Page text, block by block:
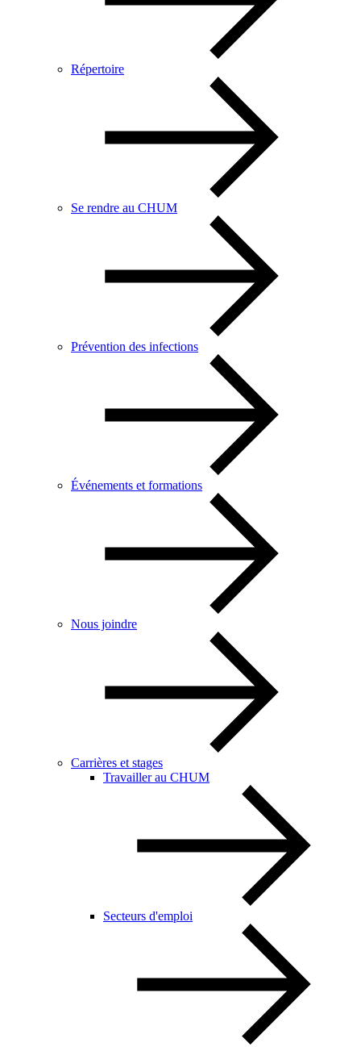
Répertoire
Se rendre au CHUM
Prévention des infections
Événements et formations
Nous joindre
Carrières et stages
Travailler au CHUM
Secteurs d'emploi